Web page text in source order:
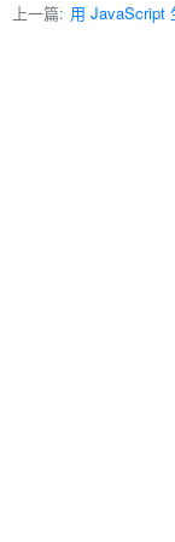
上一篇: 用 JavaScript